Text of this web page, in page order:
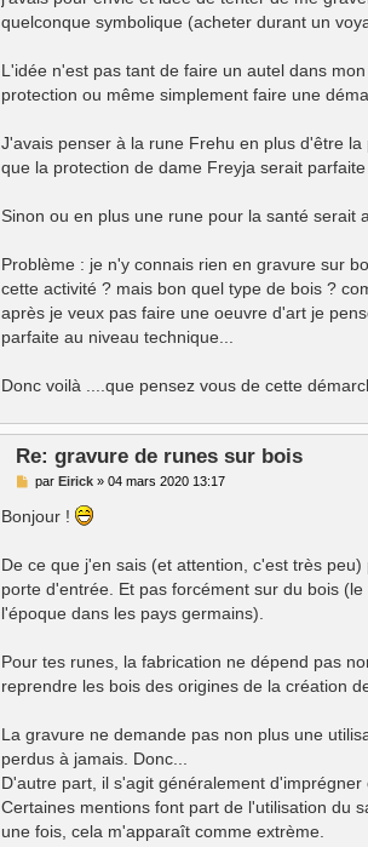
e
quelconque symbolique (acheter durant un
L'idée n'est pas tant de faire un autel dans
protection ou même simplement faire une
J'avais penser à la rune Frehu en plus d'être
que la protection de dame Freyja serait
Sinon ou en plus une rune pour la santé serait
Problème : je n'y connais rien en gravure sur
cette activité ? mais bon quel type de bois ?
après je veux pas faire une oeuvre d'art je
parfaite au niveau technique...
Donc voilà ....que pensez vous de cette
Re: gravure de runes sur bois
M
s
s
e
par Eirick »04 mars 2020 13:17
Bonjour !
De ce que j'en sais (et attention, c'est très
porte d'entrée. Et pas forcément sur du bois
l'époque dans les pays germains).
Pour tes runes, la fabrication ne dépend pas
reprendre les bois des origines de la création
La gravure ne demande pas non plus une
perdus à jamais. Donc...
D'autre part, il s'agit généralement
Certaines mentions font part de l'utilisation du
une fois, cela m'apparaît comme extrème.